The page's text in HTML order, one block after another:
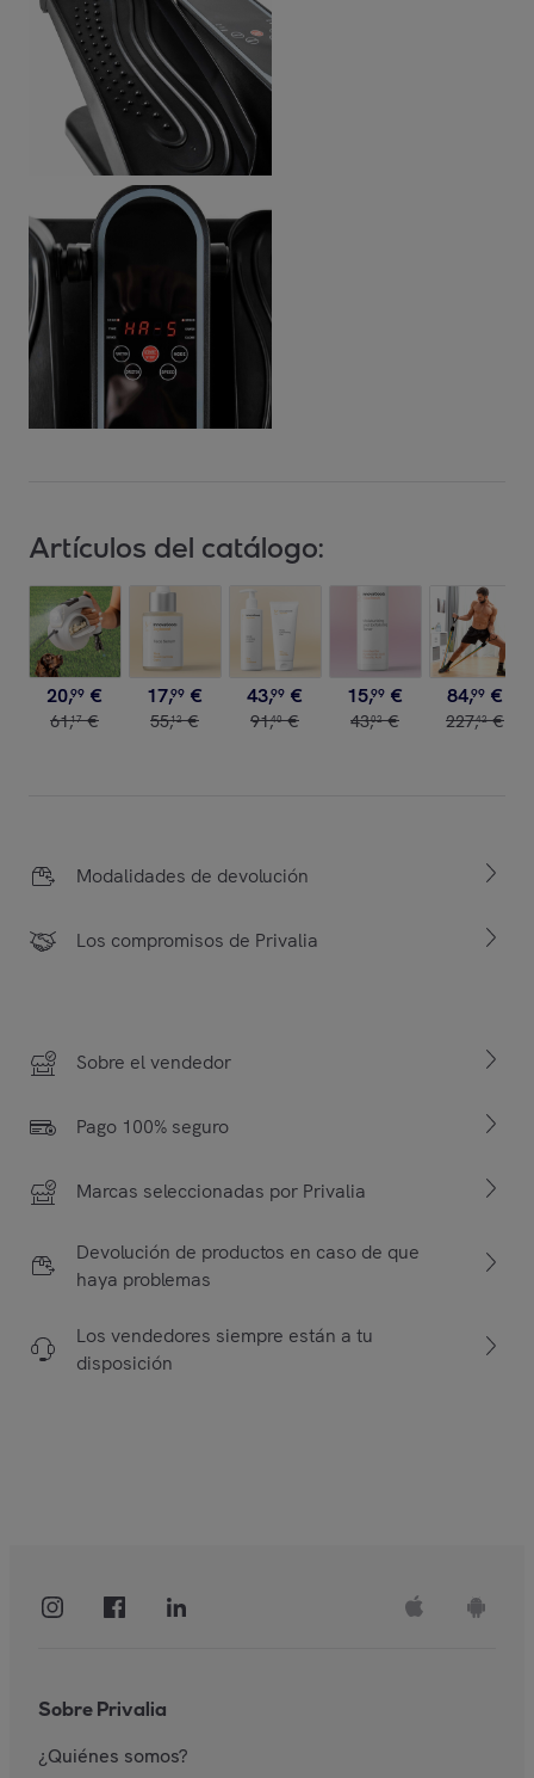
Artículos del catálogo:
20,99 €
61,17 €
17,99 €
55,12 €
43,99 €
91,40 €
15,99 €
43,02 €
84,99 €
227,42 €
Modalidades de devolución
Los compromisos de Privalia
Sobre el vendedor
Pago 100% seguro
Marcas seleccionadas por Privalia
Devolución de productos en caso de que
haya problemas
Los vendedores siempre están a tu
disposición
Sobre Privalia
¿Quiénes somos?